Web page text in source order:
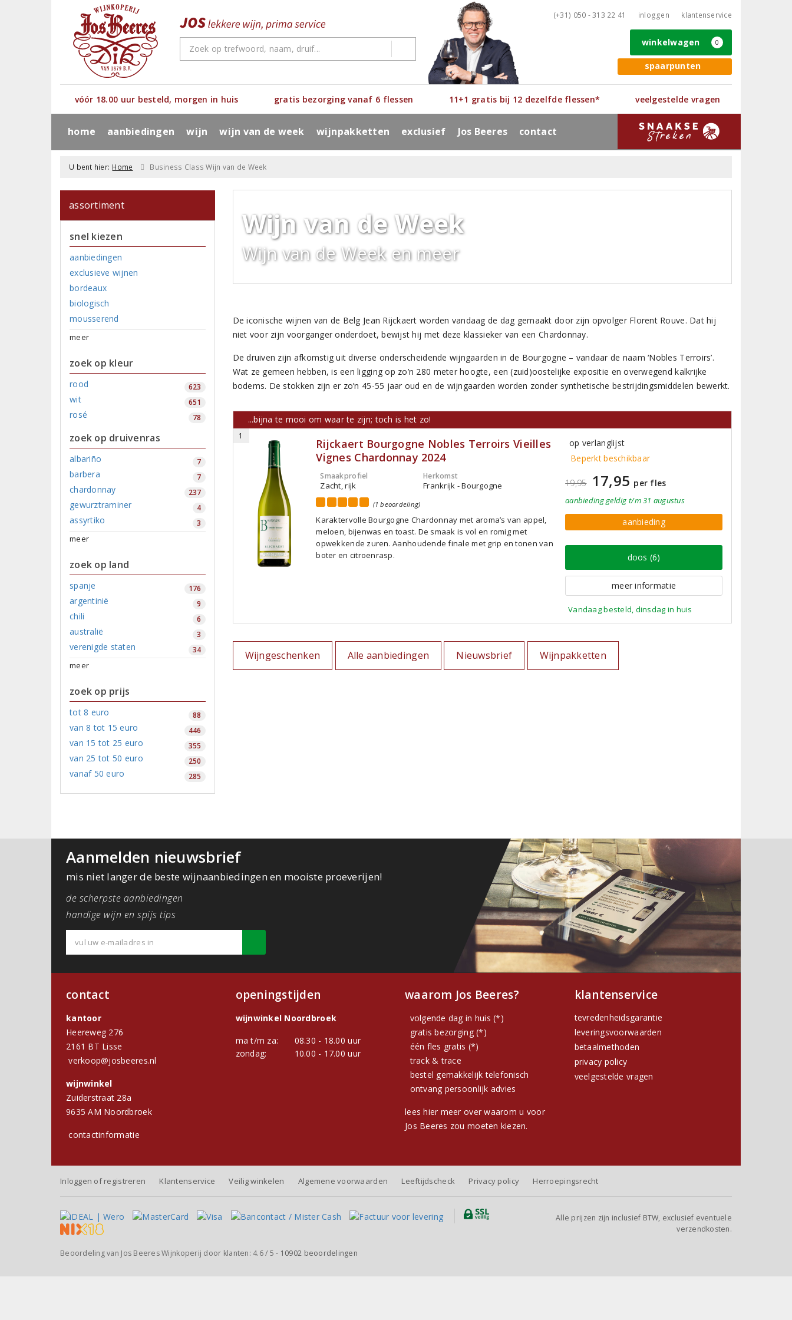
(+31) 050 - 313 22 41 inloggen klantenservice
spaarpunten
winkelwagen 0
vóór 18.00 uur besteld, morgen in huis gratis bezorging vanaf 6 flessen 11+1 gratis bij 12 dezelfde flessen* veelgestelde vragen
home aanbiedingen wijn wijn van de week wijnpakketten exclusief Jos Beeres contact
U bent hier: Home Business Class Wijn van de Week
assortiment
snel kiezen
aanbiedingen
exclusieve wijnen
bordeaux
biologisch
mousserend
meer
zoek op kleur
rood 623
wit 651
rosé 78
zoek op druivenras
albariño 7
barbera 7
chardonnay 237
gewurztraminer 4
assyrtiko 3
meer
zoek op land
spanje 176
argentinië 9
chili 6
australië 3
verenigde staten 34
meer
zoek op prijs
tot 8 euro 88
van 8 tot 15 euro 446
van 15 tot 25 euro 355
van 25 tot 50 euro 250
vanaf 50 euro 285
Wijn van de Week
Wijn van de Week en meer
De iconische wijnen van de Belg Jean Rijckaert worden vandaag de dag gemaakt door zijn opvolger Florent Rouve. Dat hij
niet voor zijn voorganger onderdoet, bewijst hij met deze klassieker van een Chardonnay.
De druiven zijn afkomstig uit diverse onderscheidende wijngaarden in de Bourgogne – vandaar de naam ‘Nobles Terroirs’.
Wat ze gemeen hebben, is een ligging op zo’n 280 meter hoogte, een (zuid)oostelijke expositie en overwegend kalkrijke
bodems. De stokken zijn er zo’n 45-55 jaar oud en de wijngaarden worden zonder synthetische bestrijdingsmiddelen bewerkt.
...bijna te mooi om waar te zijn; toch is het zo!
1
Rijckaert Bourgogne Nobles Terroirs Vieilles
Vignes Chardonnay 2024
Smaakprofiel
Zacht, rijk
Herkomst
Frankrijk - Bourgogne
(1 beoordeling)
Karaktervolle Bourgogne Chardonnay met aroma’s van appel,
meloen, bijenwas en toast. De smaak is vol en romig met
opwekkende zuren. Aanhoudende finale met grip en tonen van
boter en citroenrasp.
op verlanglijst
Beperkt beschikbaar
19,95 17,95 per fles
aanbiedinggeldig t/m 31 augustus
aanbieding
doos (6)
meer informatie
Vandaag besteld, dinsdag in huis
Wijngeschenken Alle aanbiedingen Nieuwsbrief Wijnpakketten
Aanmelden nieuwsbrief
mis niet langer de beste wijnaanbiedingen en mooiste proeverijen!
de scherpste aanbiedingen
handige wijn en spijs tips
contact
kantoor
Heereweg 276
2161 BT Lisse
verkoop@josbeeres.nl
wijnwinkel
Zuiderstraat 28a
9635 AM Noordbroek
contactinformatie
openingstijden
wijnwinkel Noordbroek
ma t/m za:
08.30 - 18.00 uur
zondag:
10.00 - 17.00 uur
waarom Jos Beeres?
volgende dag in huis (*)
gratis bezorging (*)
één fles gratis (*)
track & trace
bestel gemakkelijk telefonisch
ontvang persoonlijk advies
lees hier meer over waarom u voor
Jos Beeres zou moeten kiezen.
klantenservice
tevredenheidsgarantie
leveringsvoorwaarden
betaalmethoden
privacy policy
veelgestelde vragen
Inloggen of registreren Klantenservice Veilig winkelen Algemene voorwaarden Leeftijdscheck Privacy policy Herroepingsrecht
Alle prijzen zijn inclusief BTW, exclusief eventuele
verzendkosten.
Beoordeling van Jos Beeres Wijnkoperij door klanten: 4.6/ 5 - 10902 beoordelingen